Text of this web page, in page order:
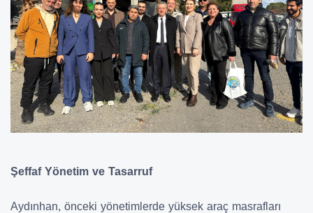
Şeffaf Yönetim ve Tasarruf
Aydınhan, önceki yönetimlerde yüksek araç masrafları